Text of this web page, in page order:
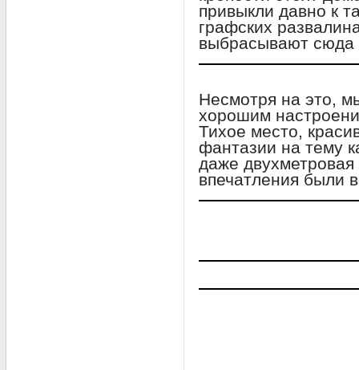
привыкли давно к
графских
выбрасывают сюда
Несмотря на это,
хорошим
Тихое место,
фантазии на тему
даже
впечатления были